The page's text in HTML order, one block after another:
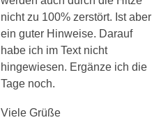
nicht zu 100% zerstört. Ist aber
ein guter Hinweise. Darauf
habe ich im Text nicht
hingewiesen. Ergänze ich die
Tage noch.
Viele Grüße